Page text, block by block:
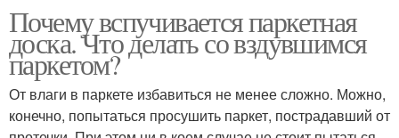
Почему вспучивается паркетная
доска. Что делать со вздувшимся
паркетом?
От влаги в паркете избавиться не менее сложно. Можно,
конечно, попытаться просушить паркет, пострадавший от